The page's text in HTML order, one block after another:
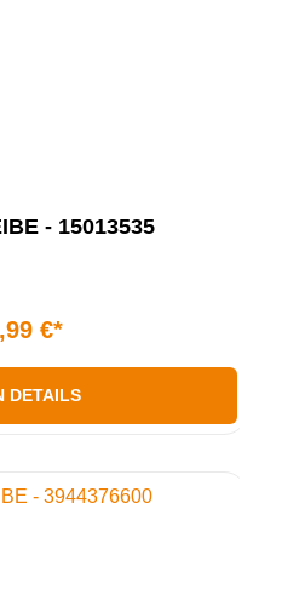
- 15013535
€*
DETAILS